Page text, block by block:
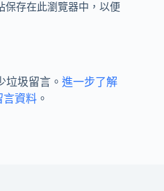
保存在此瀏覽器中，以便
垃圾留言。 進一步了解
言資料 。